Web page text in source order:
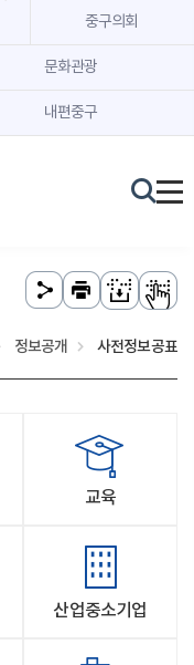
중구의회
문화관광
내편중구
정보공개 사전정보공표
교육
산업중소기업